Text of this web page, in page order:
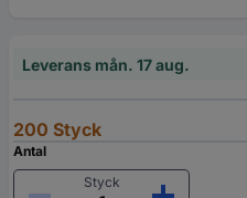
Leverans mån. 17 aug.
200 Styck
Antal
Styck